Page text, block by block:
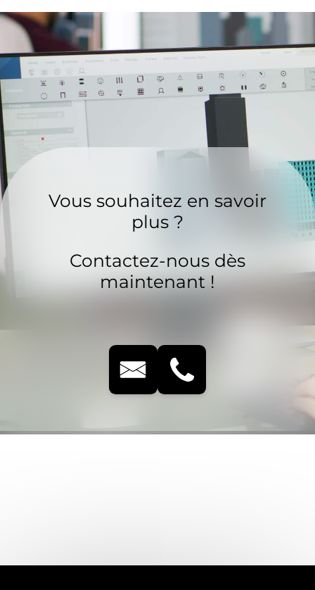
Vous souhaitez en savoir
plus ?
Contactez-nous dès
maintenant !